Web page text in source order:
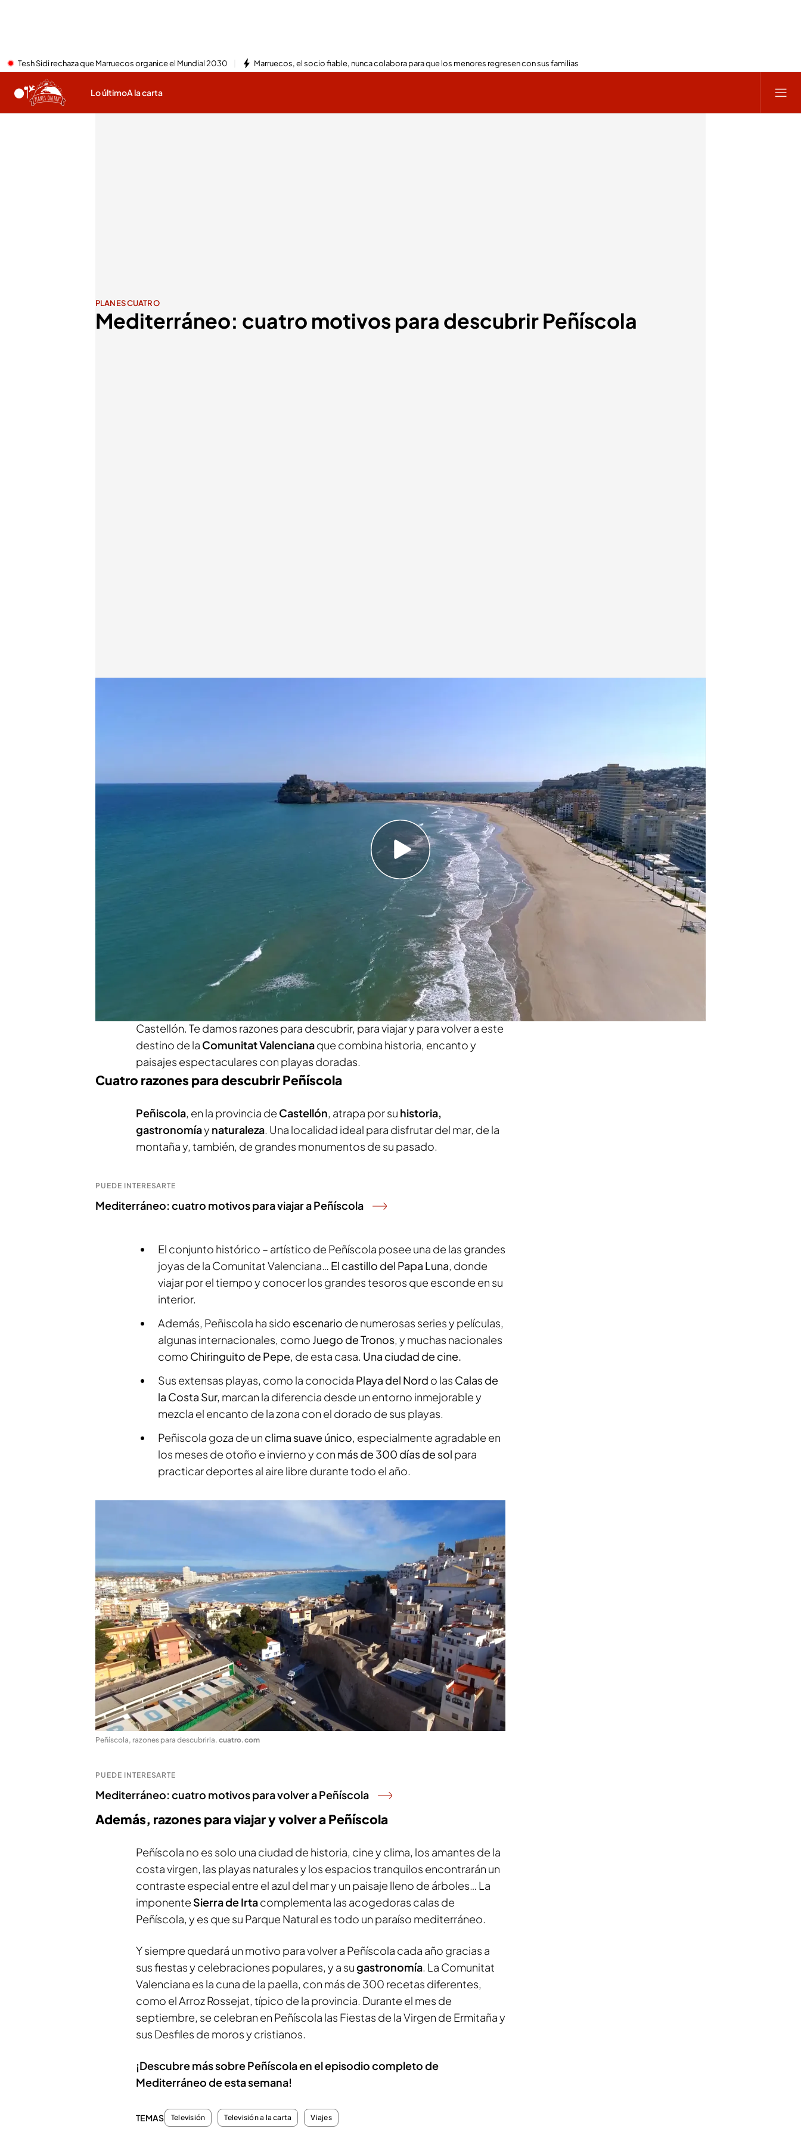
Tesh Sidi rechaza que Marruecos organice el Mundial 2030 Marruecos, el socio fiable, nunca colabora para que los menores regresen con sus familias
Lo últimoA la carta
PLANES CUATRO
Mediterráneo: cuatro motivos para descubrir Peñíscola
Comunitat Valenciana
Visitamos Peñíscola y la sierra de Irta, en la provincia de Castellón y te
damos cuatro motivos para descubrir este destino que combina
Mediterráneo: cuatro motivos para volver a Peñíscola
Mediterráneo
Una semana más, giramos hacia el Mediterráneo
y para esta segunda
Peñíscola
y la sierra de Irta, en la provincia de
Castellón. Te damos razones para descubrir, para viajar y para volver a este
destino de la Comunitat Valencianaque combina historia, encanto y
paisajes espectaculares con playas doradas.
Cuatro razones para descubrir Peñíscola
Peñiscola, en la provincia de Castellón, atrapa por su historia,
gastronomíay naturaleza. Una localidad ideal para disfrutar del mar, de la
montaña y, también, de grandes monumentos de su pasado.
PUEDE INTERESARTE
Mediterráneo: cuatro motivos para viajar a Peñíscola
El conjunto histórico – artístico de Peñíscola posee una de las grandes
joyas de la Comunitat Valenciana… El castillo del Papa Luna, donde
viajar por el tiempo y conocer los grandes tesoros que esconde en su
interior.
Además, Peñiscola ha sido escenario de numerosas series y películas,
algunas internacionales, como Juego de Tronos, y muchas nacionales
como Chiringuito de Pepe, de esta casa. Una ciudad de cine.
Sus extensas playas, como la conocida Playa del Nord o las Calas de
la Costa Sur, marcan la diferencia desde un entorno inmejorable y
mezcla el encanto de la zona con el dorado de sus playas.
Peñiscola goza de un clima suave único, especialmente agradable en
los meses de otoño e invierno y con más de 300 días de sol para
practicar deportes al aire libre durante todo el año.
Peñíscola, razones para descubrirla. cuatro.com
PUEDE INTERESARTE
Mediterráneo: cuatro motivos para volver a Peñíscola
Además, razones para viajar y volver a Peñíscola
Peñíscola no es solo una ciudad de historia, cine y clima, los amantes de la
costa virgen, las playas naturales y los espacios tranquilos encontrarán un
contraste especial entre el azul del mar y un paisaje lleno de árboles… La
imponente Sierra de Irtacomplementa las acogedoras calas de
Peñíscola, y es que su Parque Natural es todo un paraíso mediterráneo.
Y siempre quedará un motivo para volver a Peñíscola cada año gracias a
sus fiestas y celebraciones populares, y a sugastronomía. La Comunitat
Valenciana es la cuna de la paella, con más de 300 recetas diferentes,
como el Arroz Rossejat, típico de la provincia. Durante el mes de
septiembre, se celebran en Peñíscola las Fiestas de la Virgen de Ermitaña y
sus Desfiles de moros y cristianos.
¡Descubre más sobre Peñíscola en el episodio completo de
Mediterráneo de esta semana!
TEMAS Televisión Televisión a la carta Viajes